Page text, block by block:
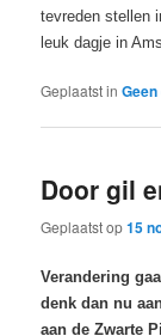
tevreden stellen
leuk dagje in
Geplaatst in
Door gil
Geplaatst op15
Verandering
denk dan nu
aan de Zwarte